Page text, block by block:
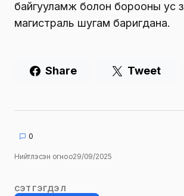
байгууламж болон борооны ус
магистраль шугам баригдана.
Share Tweet
0
Нийтлэсэн огноо29/09/2025
СЭТГЭГДЭЛ